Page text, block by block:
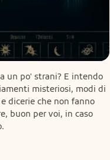
un po' strani? E intendo
misteriosi, modi di
dicerie che non fanno
buon per voi, in caso